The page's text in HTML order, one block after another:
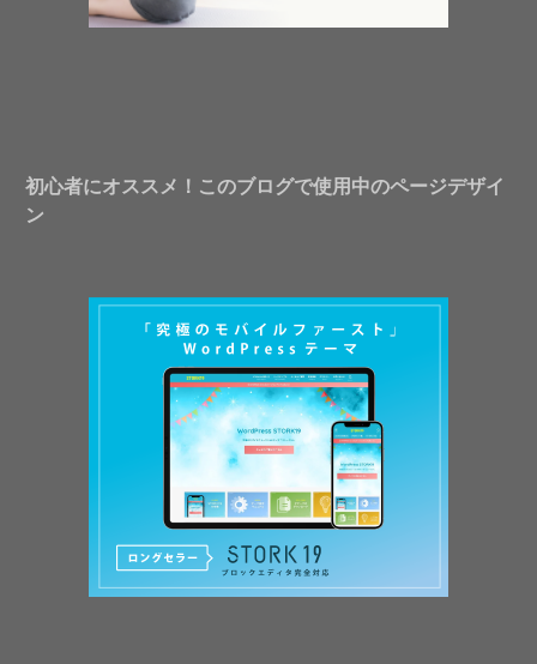
初心者にオススメ！このブログで使用中のページデザイ
ン